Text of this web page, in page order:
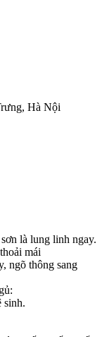
Hà Nội
là lung linh ngay.
mái
ngõ thông sang
sinh.